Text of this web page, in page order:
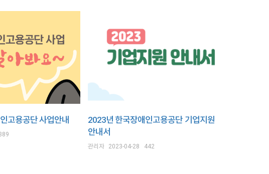
고용공단 사업안내
2023년 한국장애인고용공단 기업지원
안내서
관리자 2023-04-28 442